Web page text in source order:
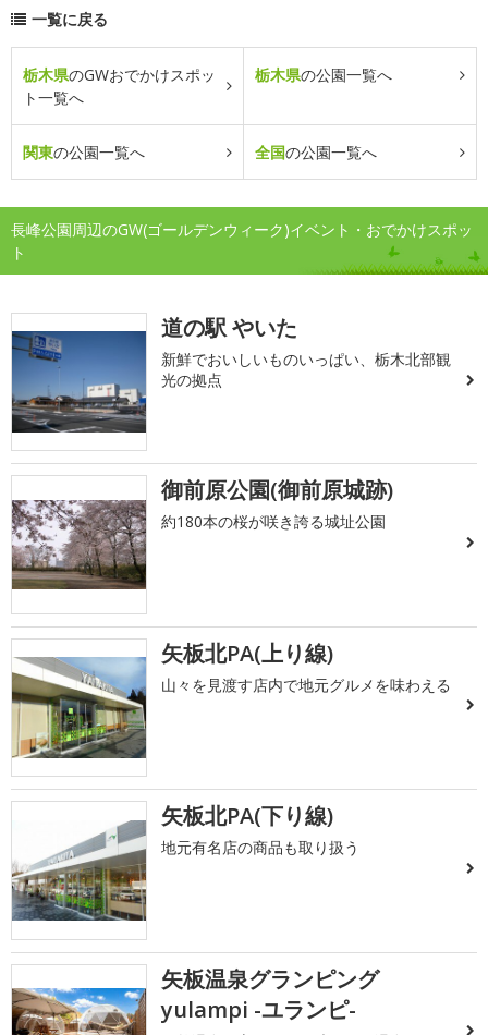
一覧に戻る
栃木県のGWおでかけスポッ
ト一覧へ
栃木県の公園一覧へ
関東の公園一覧へ 全国の公園一覧へ
長峰公園周辺のGW(ゴールデンウィーク)イベント・おでかけスポッ
ト
道の駅 やいた
新鮮でおいしいものいっぱい、栃木北部観
光の拠点
御前原公園(御前原城跡)
約180本の桜が咲き誇る城址公園
矢板北PA(上り線)
山々を見渡す店内で地元グルメを味わえる
矢板北PA(下り線)
地元有名店の商品も取り扱う
矢板温泉グランピング
yulampi -ユランピ-